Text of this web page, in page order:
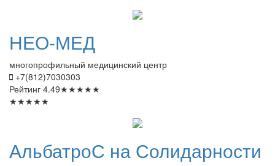
НЕО-МЕД
многопрофильный медицинский центр
+7(812)7030303
Рейтинг 4.49★★★★★
★★★★★
АльбатроС на Солидарности